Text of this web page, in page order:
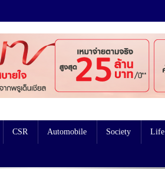
CSR Automobile Society